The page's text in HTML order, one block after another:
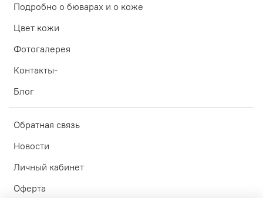
Подробно о бюварах и о коже
Цвет кожи
Фотогалерея
Контакты-
Блог
Обратная связь
Новости
Личный кабинет
Оферта